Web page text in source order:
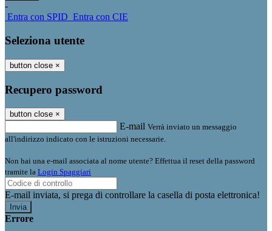
-
Entra con SPID Entra con CIE
Seleziona utente
button close ×
Recupero password
button close ×
E-mail Verrà inviato un messaggio
all'indirizzo indicato con le istruzioni necessarie.
Non hai una e-mail associata al nome utente? Effettua il reset della password
tramite la Login Spaggiari
E-mail inviata, si prega di controllare la casella di posta elettronica!
Errore